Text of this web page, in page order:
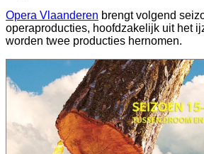
Opera Vlaanderen brengt volgend
operaproducties, hoofdzakelijk uit het
worden twee producties hernomen.